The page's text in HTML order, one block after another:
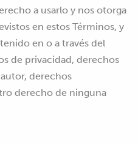
a usarlo y nos otorga
en estos Términos, y
en o a través del
de privacidad, derechos
derechos
derecho de ninguna